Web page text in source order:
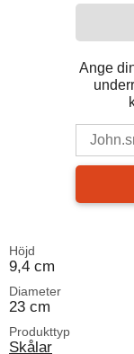
Ange
Höjd
9,4 cm
Diameter
23 cm
Produkttyp
Skålar